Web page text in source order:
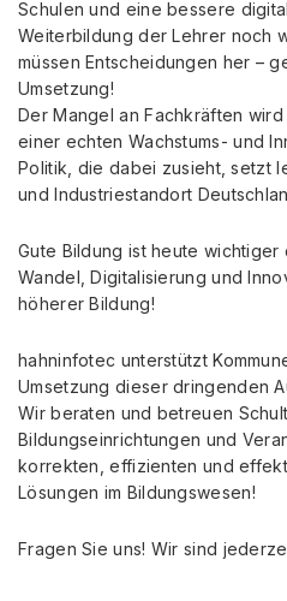
Schulen und eine bessere
Weiterbildung der Lehrer noch
müssen Entscheidungen her –
Umsetzung!
Der Mangel an Fachkräften
einer echten Wachstums- und
Politik, die dabei zusieht, setzt
und Industriestandort
Gute Bildung ist heute
Wandel, Digitalisierung und
höherer Bildung!
hahninfotec unterstützt
Umsetzung dieser dringenden
Wir beraten und betreuen
Bildungseinrichtungen und
korrekten, effizienten und
Lösungen im Bildungswesen!
Fragen Sie uns! Wir sind